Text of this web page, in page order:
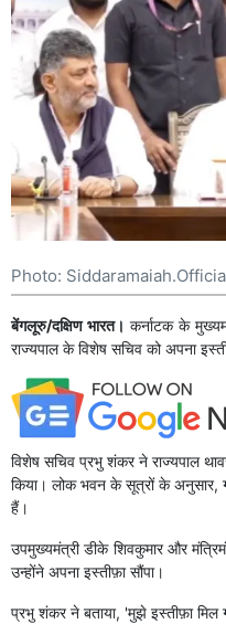
Photo:
बेंगलूरु/दक्षिण भारत। कर्नाटक के
राज्यपाल के विशेष सचिव को अपना
विशेष सचिव प्रभु शंकर ने राज्यपाल
किया। लोक भवन के सूत्रों के अनुसार,
हैं।
उपमुख्यमंत्री डीके शिवकुमार और
उन्होंने अपना इस्तीफ़ा सौंपा।
प्रभु शंकर ने बताया, 'मुझे इस्तीफ़ा मिल